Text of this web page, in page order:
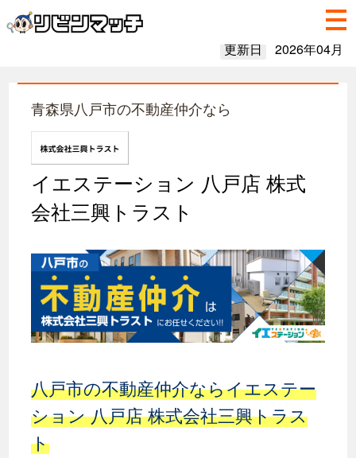
更新日 2026年04月
青森県八戸市の不動産仲介なら
イエステーション 八戸店 株式
会社三興トラスト
八戸市の不動産仲介ならイエステー
ション 八戸店 株式会社三興トラス
ト